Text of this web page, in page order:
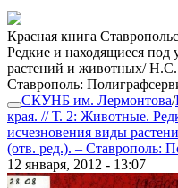
Красная книга
Редкие и находящиеся под
растений и животных/ Н.С.
Ставрополь:
СКУНБ им. Лермонтова/
края. // Т. 2: Животные.
исчезновения виды
(отв. ред.). – Ставрополь:
12 января, 2012 - 13:07